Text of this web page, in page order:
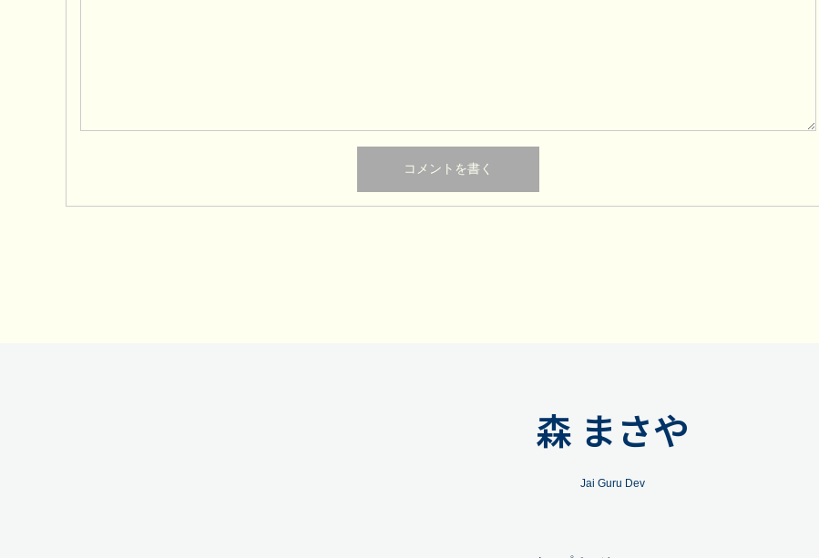
森 まさや
Jai Guru Dev